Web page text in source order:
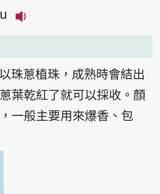
珠蔥植珠，成熟時會結出
葉乾紅了就可以採收。顏
一般主要用來爆香、包